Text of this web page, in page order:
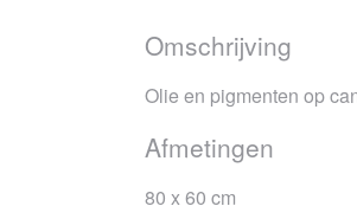
Omschrijving
Olie en pigmenten op
Afmetingen
80 x 60 cm